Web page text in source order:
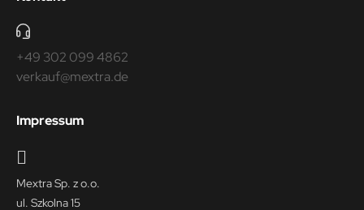
+49 302 099 4862
verkauf@mextra.de
Impressum
Mextra Sp. z o.o.
ul. Szkolna 15